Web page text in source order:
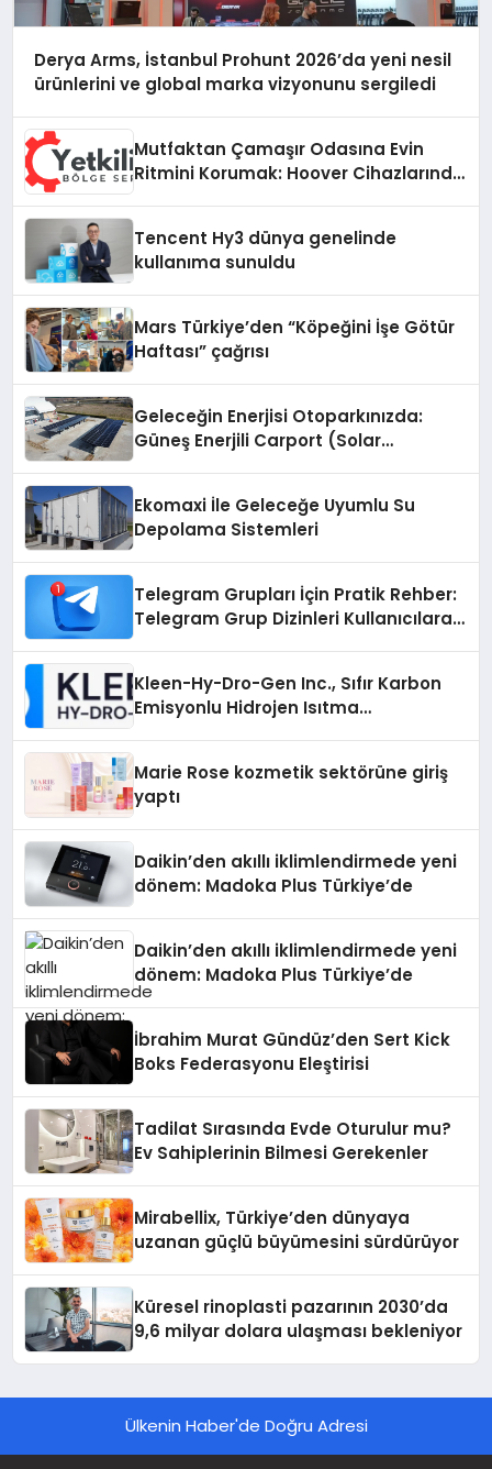
Derya Arms, İstanbul Prohunt 2026’da yeni nesil
ürünlerini ve global marka vizyonunu sergiledi
Mutfaktan Çamaşır Odasına Evin
Ritmini Korumak: Hoover Cihazlarında
Tencent Hy3 dünya genelinde
kullanıma sunuldu
Mars Türkiye’den “Köpeğini İşe Götür
Haftası” çağrısı
Geleceğin Enerjisi Otoparkınızda:
Güneş Enerjili Carport (Solar
Ekomaxi İle Geleceğe Uyumlu Su
Depolama Sistemleri
Telegram Grupları İçin Pratik Rehber:
Telegram Grup Dizinleri Kullanıcılara
Kleen-Hy-Dro-Gen Inc., Sıfır Karbon
Emisyonlu Hidrojen Isıtma
Marie Rose kozmetik sektörüne giriş
yaptı
Daikin’den akıllı iklimlendirmede yeni
dönem: Madoka Plus Türkiye’de
Daikin’den akıllı iklimlendirmede yeni
dönem: Madoka Plus Türkiye’de
İbrahim Murat Gündüz’den Sert Kick
Boks Federasyonu Eleştirisi
Tadilat Sırasında Evde Oturulur mu?
Ev Sahiplerinin Bilmesi Gerekenler
Mirabellix, Türkiye’den dünyaya
uzanan güçlü büyümesini sürdürüyor
Küresel rinoplasti pazarının 2030’da
9,6 milyar dolara ulaşması bekleniyor
Ülkenin Haber'de Doğru Adresi